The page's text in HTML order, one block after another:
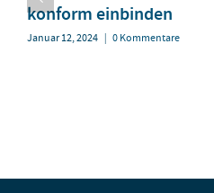
konform einbinden
Januar 12, 2024 | 0 Kommentare